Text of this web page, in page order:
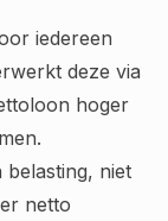
iedereen
deze via
hoger
belasting, niet
netto